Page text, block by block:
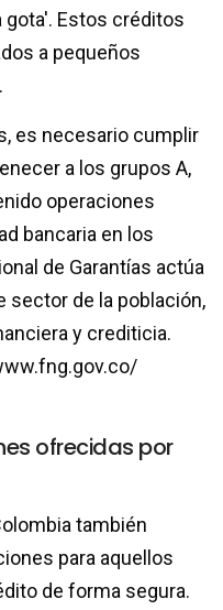
Estos créditos
a pequeños
es necesario cumplir
a los grupos A,
operaciones
bancaria en los
de Garantías actúa
sector de la población,
y crediticia.
ofrecidas por
también
para aquellos
de forma segura.